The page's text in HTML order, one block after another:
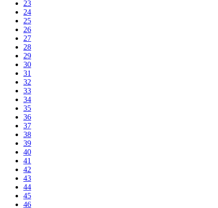
23
24
25
26
27
28
29
30
31
32
33
34
35
36
37
38
39
40
41
42
43
44
45
46